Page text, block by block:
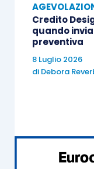
disegni;
forme;
miglioramenti
una
Credito
quando
preventiva
8 Luglio 2026
di Debora